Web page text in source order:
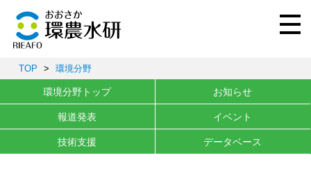
TOP > 環境分野
環境分野トップ お知らせ
報道発表 イベント
技術支援 データベース